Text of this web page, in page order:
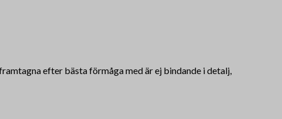
efter bästa förmåga med är ej bindande i detalj,